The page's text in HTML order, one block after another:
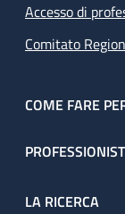
Accesso di
Comitato
COME FARE
LA RICERCA